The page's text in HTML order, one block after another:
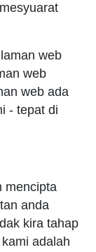
web
web
web ada
- tepat di
mencipta
anda
kira tahap
adalah